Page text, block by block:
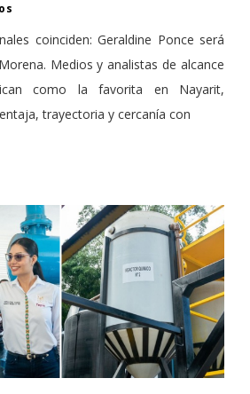
coinciden: Geraldine Ponce será
Medios y analistas de alcance
como la favorita en Nayarit,
trayectoria y cercanía con